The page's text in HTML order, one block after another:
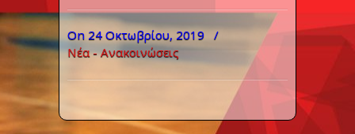
On 24 Οκτωβρίου, 2019 /
Νέα - Ανακοινώσεις